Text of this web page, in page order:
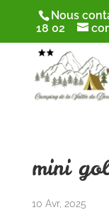
Nous
18 02
mini
10 Avr, 2025